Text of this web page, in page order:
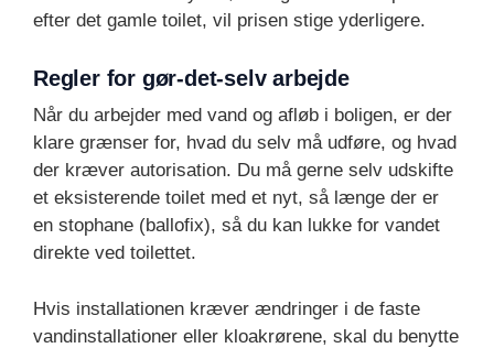
efter det gamle toilet, vil prisen stige yderligere.
Regler for gør-det-selv arbejde
Når du arbejder med vand og afløb i boligen, er der
klare grænser for, hvad du selv må udføre, og hvad
der kræver autorisation. Du må gerne selv udskifte
et eksisterende toilet med et nyt, så længe der er
en stophane (ballofix), så du kan lukke for vandet
direkte ved toilettet.
Hvis installationen kræver ændringer i de faste
vandinstallationer eller kloakrørene, skal du benytte